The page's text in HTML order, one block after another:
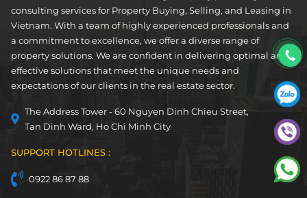
Apartment
FOR LEASE